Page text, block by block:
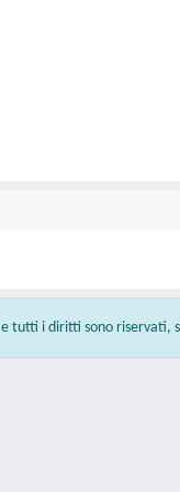
tutti i diritti sono riservati,